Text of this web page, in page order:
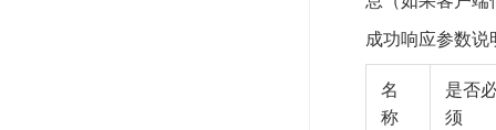
成功响应参数说
名
称
是否
须